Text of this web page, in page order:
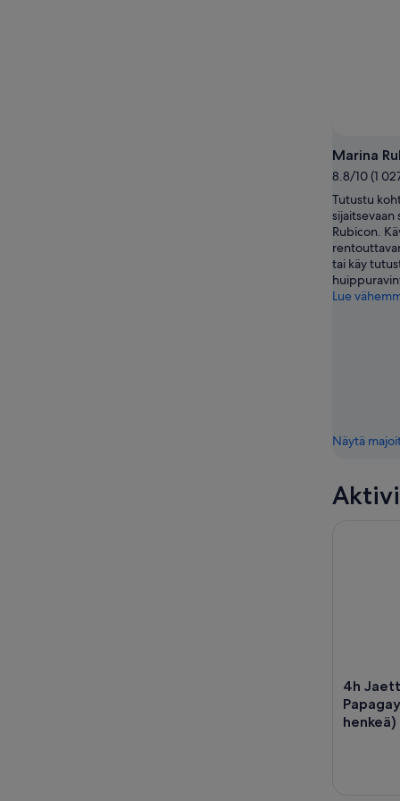
Marina
8.8/10 (1
Tutustu
sijaitsevaan
Rubicon.
tai käy
Lue
Näytä
4h
henkeä)